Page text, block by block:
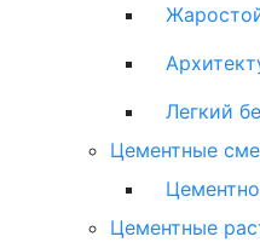
Легкий
Цементные
Цементные